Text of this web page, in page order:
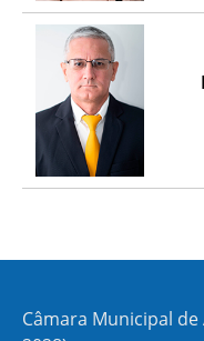
Câmara Municipal de